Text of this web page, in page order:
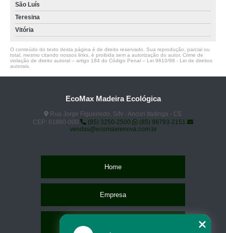
São Luís
Teresina
Vitória
O conteúdo do texto desta página é de direito reservado. Sua reprodução, parcial ou
total, mesmo citando nossos links, é proibida sem a autorização do autor. Crime de
violação de direito autoral – artigo 184 do Código Penal – Lei 9610/98 - Lei de direitos
autorais
EcoMax Madeira Ecológica
Rua Jorge Figueiredo, S/N - Ancuri Itaitinga - CE
CEP: 61880-000
(85) 3250-2500
(85) 98793-2151
vendas@ecomaxrenova.com.br
Home
Empresa